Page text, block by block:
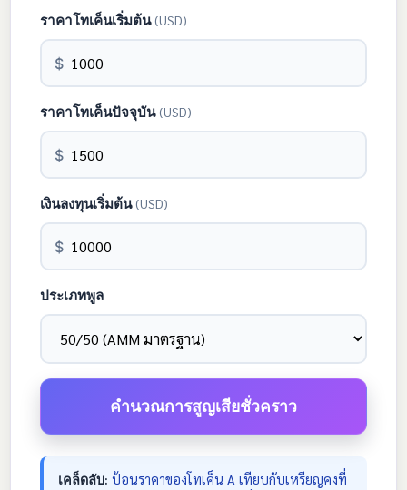
ราคาโทเค็นเริ่มต้น(USD)
$
ราคาโทเค็นปัจจุบัน(USD)
$
เงินลงทุนเริ่มต้น(USD)
$
ประเภทพูล
คำนวณการสูญเสียชั่วคราว
เคล็ดลับ: ป้อนราคาของโทเค็น A เทียบกับเหรียญคงที่